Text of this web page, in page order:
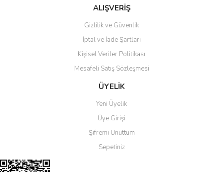
Ürün fiyatı diğer sitelerden daha pahalı.
Gönder
ALIŞVERİŞ
Gizlilik ve Güvenlik
İptal ve İade Şartları
Kişisel Veriler Politikası
Mesafeli Satış Sözleşmesi
ÜYELİK
Yeni Üyelik
Üye Girişi
Şifremi Unuttum
Sepetiniz